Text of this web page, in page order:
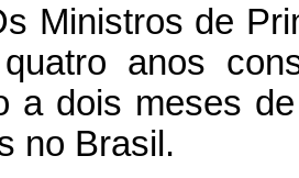
Ministros de
anos
a dois meses
no Brasil.